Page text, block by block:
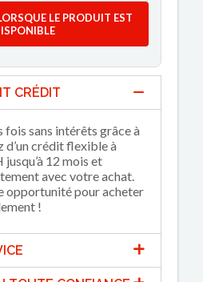
LE PRODUIT EST
CRÉDIT
fois sans intérêts grâce à
crédit flexible à
12 mois et
avec votre achat.
opportunité pour acheter
!